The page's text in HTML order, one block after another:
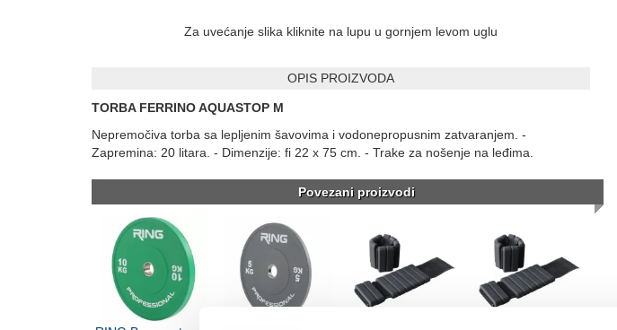
Za uvećanje slika kliknite na lupu u gornjem levom uglu
OPIS PROIZVODA
TORBA FERRINO AQUASTOP M
Nepremočiva torba sa lepljenim šavovima i vodonepropusnim zatvaranjem. -
Zapremina: 20 litara. - Dimenzije: fi 22 x 75 cm. - Trake za nošenje na leđima.
Povezani proizvodi